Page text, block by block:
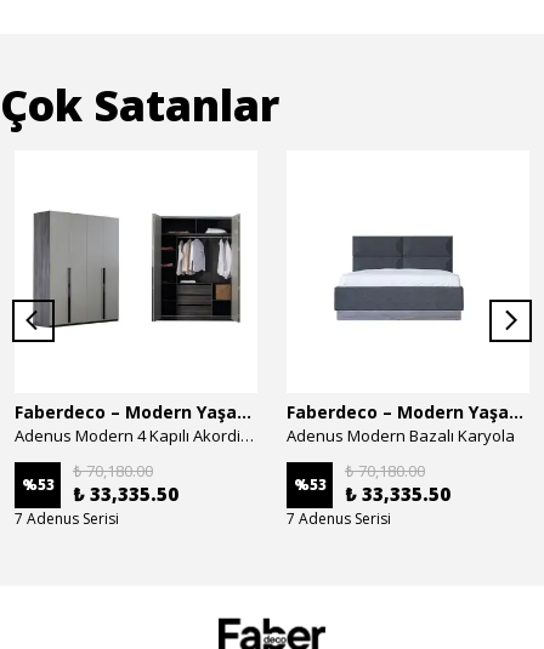
Çok Satanlar
Faberdeco – Modern Yaşam Alanları İçin Özel Tasarım Mobilyalar
Adenus Modern 4 Kapılı Akordion Dolap
%53
₺ 70,180.00
₺ 33,335.50
7 Adenus Serisi
Faberdeco – Modern Yaşam Alanları İçin Özel Tasarım Mobilyalar
Adenus Modern Bazalı Karyola
%53
₺ 70,180.00
₺ 33,335.50
7 Adenus Serisi